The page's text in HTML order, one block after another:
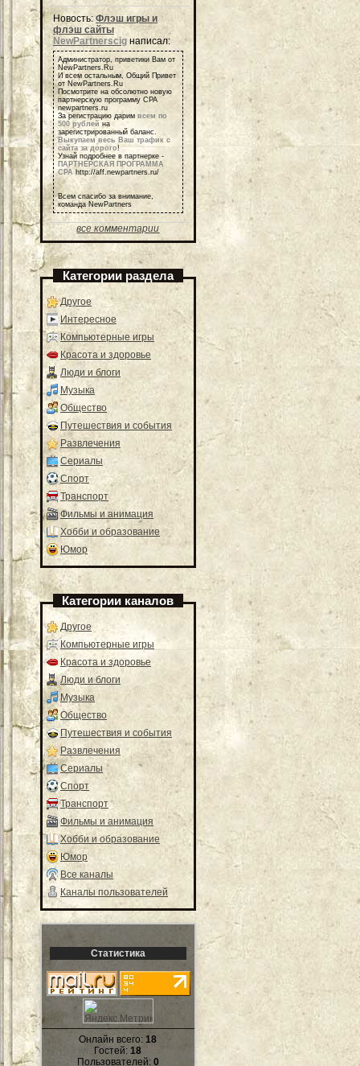
Новость:Флэш игры и
флэш сайты
NewPartnerscig написал:
Администратор, приветики Вам от
NewPartners.Ru
И всем остальным, Общий Привет
от NewPartners.Ru
Посмотрите на обсолютно новую
партнерскую программу СРА
newpartners.ru
За регистрацию дарим всем по
500 рублей на
зарегистрированный баланс.
Выкупаем весь Ваш трафик с
сайта за дорого!
Узнай подробнее в партнерке -
ПАРТНЕРСКАЯ ПРОГРАММА
СРА http://aff.newpartners.ru/
Всем спасибо за внимание,
команда NewPartners
все комментарии
Категории раздела
Другое
Интересное
Компьютерные игры
Красота и здоровье
Люди и блоги
Музыка
Общество
Путешествия и события
Развлечения
Сериалы
Спорт
Транспорт
Фильмы и анимация
Хобби и образование
Юмор
Категории каналов
Другое
Компьютерные игры
Красота и здоровье
Люди и блоги
Музыка
Общество
Путешествия и события
Развлечения
Сериалы
Спорт
Транспорт
Фильмы и анимация
Хобби и образование
Юмор
Все каналы
Каналы пользователей
Статистика
Онлайн всего:18
Гостей:18
Пользователей: 0